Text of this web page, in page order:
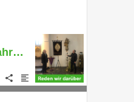
Bergheim Bruderschaft pilgert seit 360 Jahren